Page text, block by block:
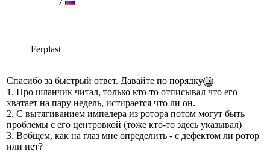
Ferplast
Спасибо за быстрый ответ. Давайте по порядку
1. Про шланчик читал, только кто-то отписывал что его
хватает на пару недель, истирается что ли он.
2. С вытягиванием импелера из ротора потом могут быть
проблемы с его центровкой (тоже кто-то здесь указывал)
3. Вобщем, как на глаз мне определить - с дефектом ли ротор
или нет?